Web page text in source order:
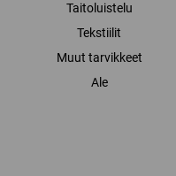
Taitoluistelu
Tekstiilit
Muut tarvikkeet
Ale